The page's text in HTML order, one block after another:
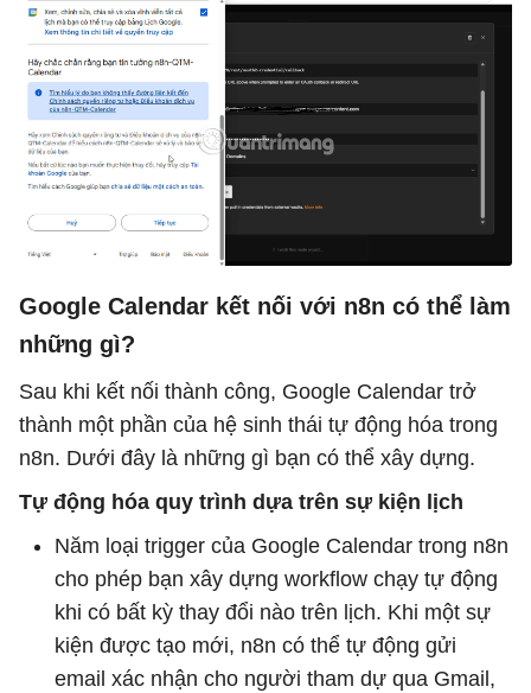
Google Calendar kết nối với n8n có thể làm
những gì?
Sau khi kết nối thành công, Google Calendar trở
thành một phần của hệ sinh thái tự động hóa trong
n8n. Dưới đây là những gì bạn có thể xây dựng.
Tự động hóa quy trình dựa trên sự kiện lịch
Năm loại trigger của Google Calendar trong n8n
cho phép bạn xây dựng workflow chạy tự động
khi có bất kỳ thay đổi nào trên lịch. Khi một sự
kiện được tạo mới, n8n có thể tự động gửi
email xác nhận cho người tham dự qua Gmail,